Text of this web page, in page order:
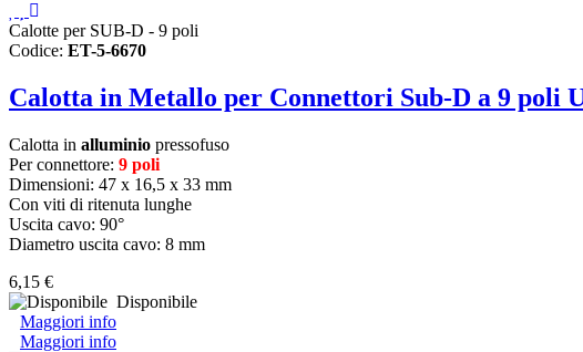
Calotte per SUB-D - 9 poli
Codice: ET-5-6670
Calotta in Metallo per Connettori Sub-D a 9 poli
Calotta in alluminio pressofuso
Per connettore: 9 poli
Dimensioni: 47 x 16,5 x 33 mm
Con viti di ritenuta lunghe
Uscita cavo: 90°
Diametro uscita cavo: 8 mm
6,15 €
Disponibile
Maggiori info
Maggiori info